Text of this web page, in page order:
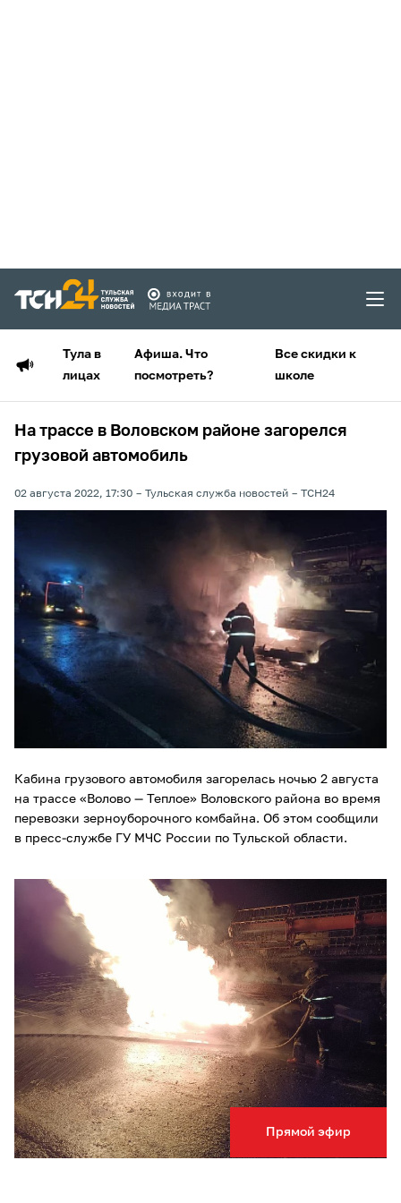
Тула в
лицах
Афиша. Что
посмотреть?
Все скидки к
школе
Прямой эфир
На трассе в Воловском районе загорелся
грузовой автомобиль
02 августа 2022, 17:30 Тульская служба новостей ТСН24
Кабина грузового автомобиля загорелась ночью 2 августа
на трассе «Волово — Теплое» Воловского района во время
перевозки зерноуборочного комбайна. Об этом сообщили
в пресс-службе ГУ МЧС России по Тульской области.